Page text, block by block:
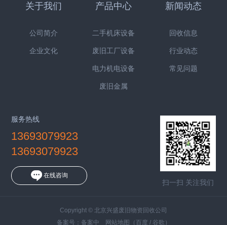
关于我们
公司简介
企业文化
产品中心
二手机床设备
废旧工厂设备
电力机电设备
废旧金属
新闻动态
回收信息
行业动态
常见问题
扫一扫 关注我们
服务热线
13693079923
13693079923
在线咨询
Copyright © 北京兴盛废旧物资回收公司
备案号： 备案中 网站地图 （百度 / 谷歌 ）